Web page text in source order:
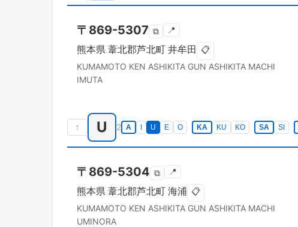
〒 869-5307 ⧉ 📍
熊本県 葦北郡芦北町 井牟田 📋
KUMAMOTO KEN ASHIKITA GUN ASHIKITA MACHI
IMUTA
↑ U 2 A U E O KA KU KO SA SI
〒 869-5304 ⧉ 📍
熊本県 葦北郡芦北町 海浦 📋
KUMAMOTO KEN ASHIKITA GUN ASHIKITA MACHI
UMINORA